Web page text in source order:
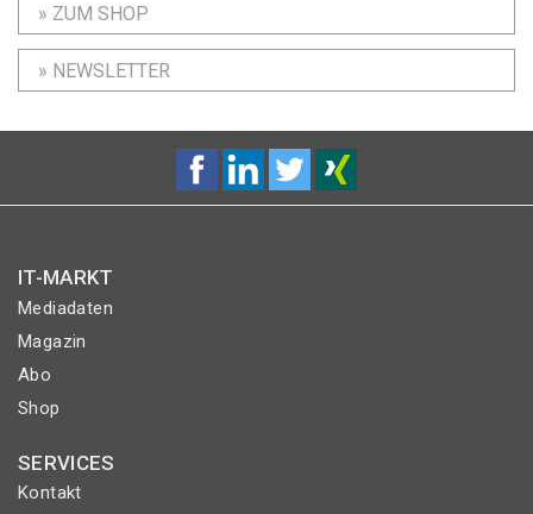
» ZUM SHOP
» NEWSLETTER
IT-MARKT
Mediadaten
Magazin
Abo
Shop
SERVICES
Kontakt